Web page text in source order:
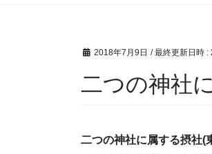
2018年7月9日 / 最終更新日時 :
二つの神社
二つの神社に属する摂社(